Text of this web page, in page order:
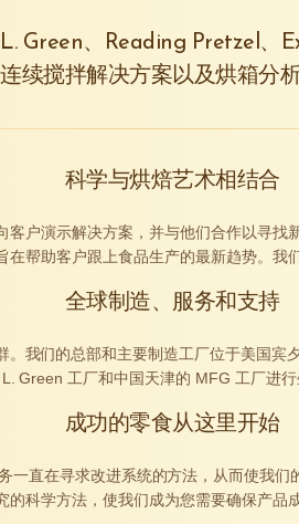
Green、Reading Pretzel
续搅拌解决方案以及烘箱分
科学与烘焙艺术相结合
户演示解决方案，并与他们合作以寻
在帮助客户跟上食品生产的最新趋势。我
全球制造、服务和支持
我们的总部和主要制造工厂位于美国
L. Green 工厂和中国天津的 MFG 工厂进行
成功的零食从这里开始
一直在寻求改进系统的方法，从而使我
的科学方法，使我们成为您需要确保产品